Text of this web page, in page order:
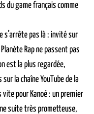
du game français comme
s’arrête pas là : invité sur
Rap ne passent pas
est la plus regardée,
la chaîne YouTube de la
pour Kanoé : un premier
suite très prometteuse,